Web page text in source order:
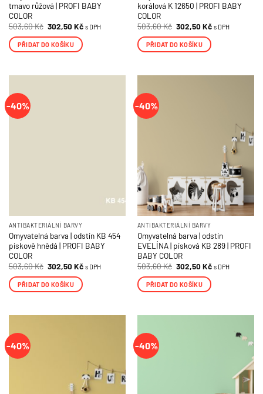
tmavo růžová | PROFI BABY
COLOR
503,60Kč Původní
cena
byla:
503,60 Kč.
302,50KčAktuální
je:
302,50 Kč.
s DPH
PŘIDAT DO KOŠÍKU
korálová K 12650 | PROFI BABY
COLOR
503,60Kč Původní
cena
byla:
503,60 Kč.
302,50KčAktuální
je:
302,50 Kč.
s DPH
PŘIDAT DO KOŠÍKU
-40%
ANTIBAKTERIÁLNÍ BARVY
Omyvatelná barva | odstín KB 454
pískově hnědá | PROFI BABY
COLOR
503,60Kč Původní
cena
byla:
503,60 Kč.
302,50KčAktuální
je:
302,50 Kč.
s DPH
PŘIDAT DO KOŠÍKU
-40%
ANTIBAKTERIÁLNÍ BARVY
Omyvatelná barva | odstín
EVELÍNA | písková KB 289 | PROFI
BABY COLOR
503,60Kč Původní
cena
byla:
503,60 Kč.
302,50KčAktuální
je:
302,50 Kč.
s DPH
PŘIDAT DO KOŠÍKU
-40% -40%